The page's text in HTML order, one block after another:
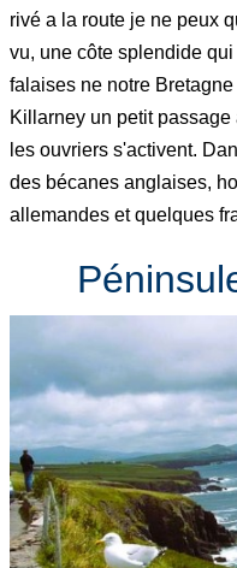
rivé a la route je ne peux
vu, une côte splendide
falaises ne notre
Killarney un petit
les ouvriers s'activent.
des bécanes anglaises,
allemandes et quelques